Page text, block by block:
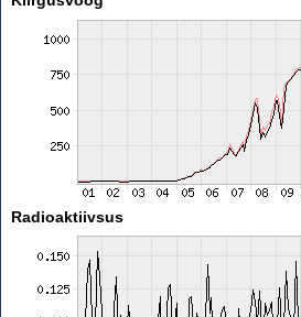
Radioaktiivsus